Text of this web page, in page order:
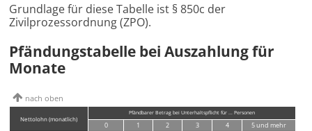
Grundlage für diese Tabelle ist § 850c der
Zivilprozessordnung (ZPO).
Pfändungstabelle bei Auszahlung für
Monate
nach oben
Nettolohn(monatlich)
Pfändbarer Betrag bei Unterhaltspflicht für ... Personen
0 1 2 3 4 5und mehr